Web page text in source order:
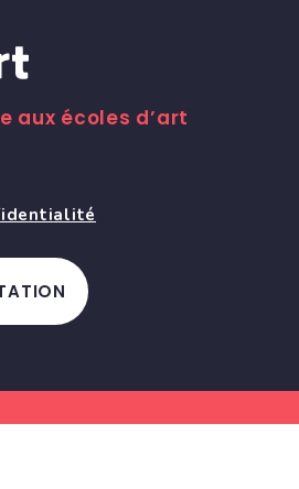
aux écoles d’art